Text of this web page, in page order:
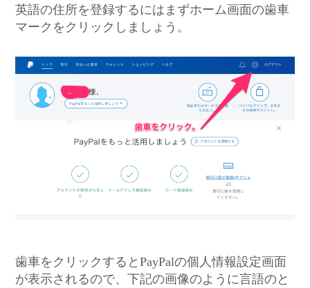
英語の住所を登録するにはまずホーム画面の歯車
マークをクリックしましょう。
歯車をクリックするとPayPalの個人情報設定画面
が表示されるので、下記の画像のように言語のと